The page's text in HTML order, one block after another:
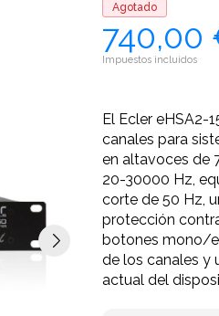
Agotado
740,00
Impuestos incluidos
El Ecler eHSA2-
canales para
en altavoces de
20-30000 Hz,
corte de 50 Hz,
protección
botones mono/
de los canales y
actual del